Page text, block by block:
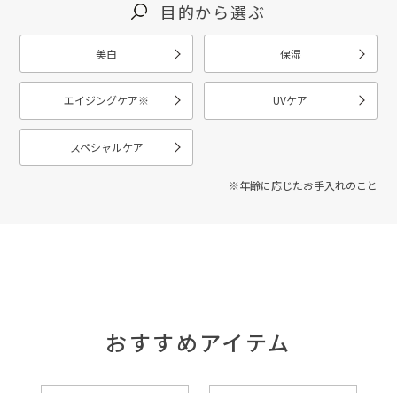
目的から選ぶ
美白 保湿
エイジングケア※ UVケア
スペシャルケア
※年齢に応じたお手入れのこと
おすすめアイテム